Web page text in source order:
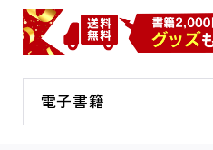
電子書籍